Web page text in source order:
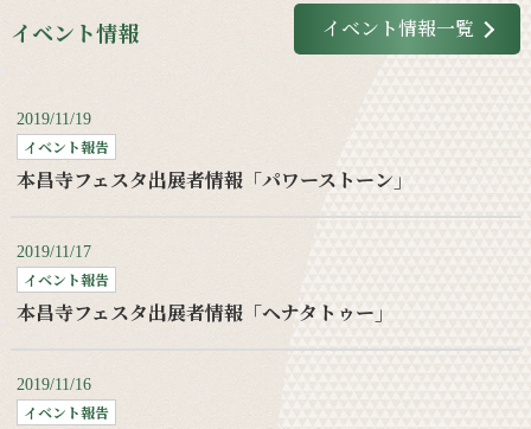
イベント情報 イベント情報一覧
2019/11/19
イベント報告
本昌寺フェスタ出展者情報「パワーストーン」
2019/11/17
イベント報告
本昌寺フェスタ出展者情報「ヘナタトゥー」
2019/11/16
イベント報告